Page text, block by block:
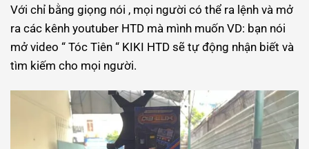
Với chỉ bằng giọng nói , mọi người có thể ra lệnh và mở
ra các kênh youtuber HTD mà mình muốn VD: bạn nói
mở video “ Tóc Tiên “ KIKI HTD sẽ tự động nhận biết và
tìm kiếm cho mọi người.